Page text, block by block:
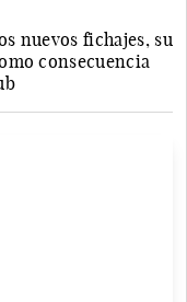
nuevos fichajes, su
consecuencia